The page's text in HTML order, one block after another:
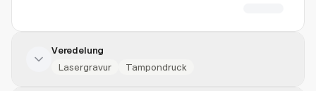
Veredelung
Lasergravur
Tampondruck